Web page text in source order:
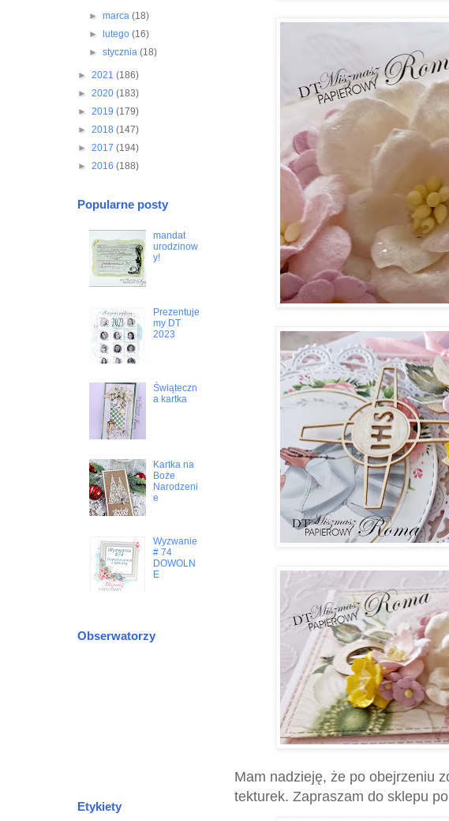
Mam nadzieję, że po obejrzeniu
tekturek. Zapraszam do sklepu
► marca (18)
►
lutego (16)
► stycznia (18)
► 2021 (186)
► 2020 (183)
► 2019 (179)
► 2018 (147)
► 2017 (194)
► 2016 (188)
Popularne posty
mandat
urodzinow
y!
Prezentuje
my DT
2023
Świąteczn
a kartka
Kartka na
Boże
Narodzeni
e
Wyzwanie
# 74
DOWOLN
E
Obserwatorzy
Etykiety